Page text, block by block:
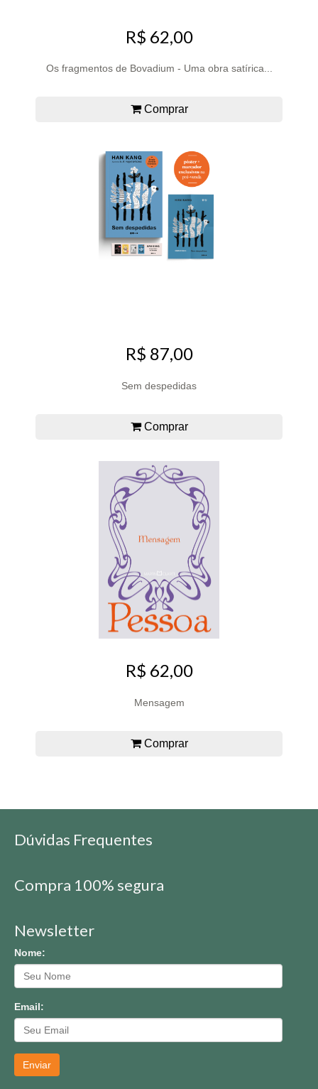
R$ 62,00
Os fragmentos de Bovadium - Uma obra satírica...
Comprar
R$ 87,00
Sem despedidas
Comprar
R$ 62,00
Mensagem
Comprar
Dúvidas Frequentes
Compra 100% segura
Newsletter
Nome:
Email:
Enviar